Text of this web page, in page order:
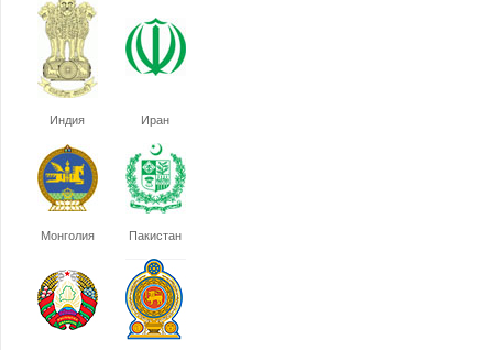
Индия Иран
Монголия Пакистан